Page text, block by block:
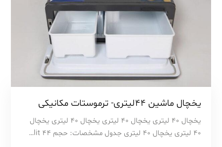
یخچال ماشین 44لیتری- ترموستات مکانیکی
یخچال 40 لیتری یخچال 40 لیتری یخچال 40 لیتری یخچال
40 لیتری یخچال 40 لیتری جدول مشخصات: حجم 44 lit…